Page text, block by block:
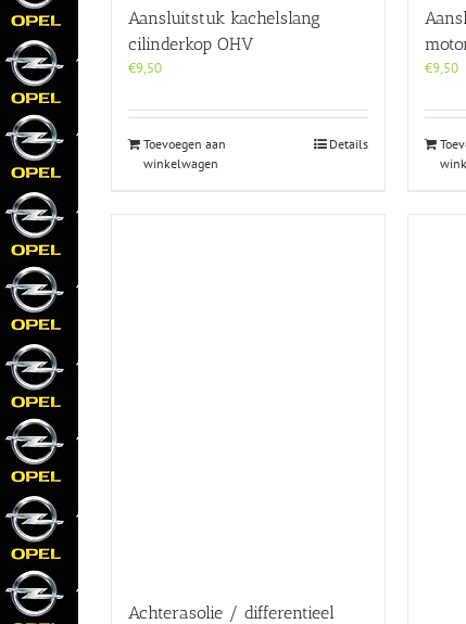
Aansluitstuk kachelslang
cilinderkop OHV
€9,50
Toevoegen aan
winkelwagen
Details
€9,50
Achterasolie / differentieel